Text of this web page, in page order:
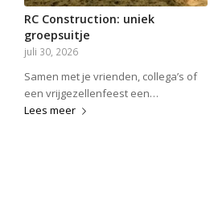
RC Construction: uniek
groepsuitje
juli 30, 2026
Samen met je vrienden, collega’s of
een vrijgezellenfeest een…
Lees meer